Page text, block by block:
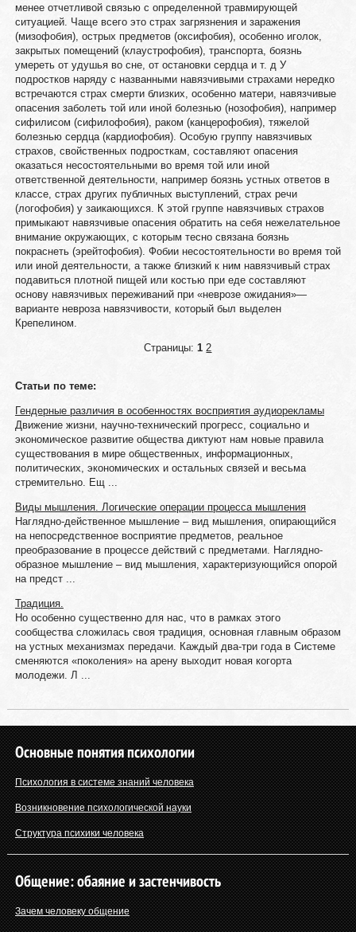
менее отчетливой связью с определенной травмирующей
ситуацией. Чаще всего это страх загрязнения и заражения
(мизофобия), острых предметов (оксифобия), особенно иголок,
закрытых помещений (клаустрофобия), транспорта, боязнь
умереть от удушья во сне, от остановки сердца и т. д У
подростков наряду с названными навязчивыми страхами нередко
встречаются страх смерти близких, особенно матери, навязчивые
опасения заболеть той или иной болезнью (нозофобия), например
сифилисом (сифилофобия), раком (канцерофобия), тяжелой
болезнью сердца (кардиофобия). Особую группу навязчивых
страхов, свойственных подросткам, составляют опасения
оказаться несостоятельными во время той или иной
ответственной деятельности, например боязнь устных ответов в
классе, страх других публичных выступлений, страх речи
(логофобия) у заикающихся. К этой группе навязчивых страхов
примыкают навязчивые опасения обратить на себя нежелательное
внимание окружающих, с которым тесно связана боязнь
покраснеть (эрейтофобия). Фобии несостоятельности во время той
или иной деятельности, а также близкий к ним навязчивый страх
подавиться плотной пищей или костью при еде составляют
основу навязчивых переживаний при «неврозе ожидания»—
варианте невроза навязчивости, который был выделен
Крепелином.
Страницы:1 2
Статьи по теме:
Гендерные различия в особенностях восприятия аудиорекламы
Движение жизни, научно-технический прогресс, социально и
экономическое развитие общества диктуют нам новые правила
существования в мире общественных, информационных,
политических, экономических и остальных связей и весьма
стремительно. Ещ ...
Виды мышления. Логические операции процесса мышления
Наглядно-действенное мышление – вид мышления, опирающийся
на непосредственное восприятие предметов, реальное
преобразование в процессе действий с предметами. Наглядно-
образное мышление – вид мышления, характеризующийся опорой
на предст ...
Традиция.
Но особенно существенно для нас, что в рамках этого
сообщества сложилась своя традиция, основная главным образом
на устных механизмах передачи. Каждый два-три года в Системе
сменяются «поколения» на арену выходит новая когорта
молодежи. Л ...
Основные понятия психологии
Психология в системе знаний человека
Возникновение психологической науки
Структура психики человека
Общение: обаяние и застенчивость
Зачем человеку общение